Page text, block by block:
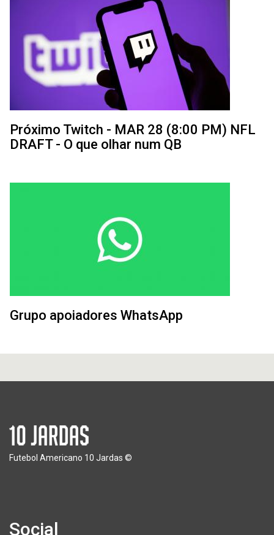
Próximo Twitch - MAR 28 (8:00 PM) NFL
DRAFT - O que olhar num QB
Grupo apoiadores WhatsApp
Futebol Americano 10 Jardas ©
Social